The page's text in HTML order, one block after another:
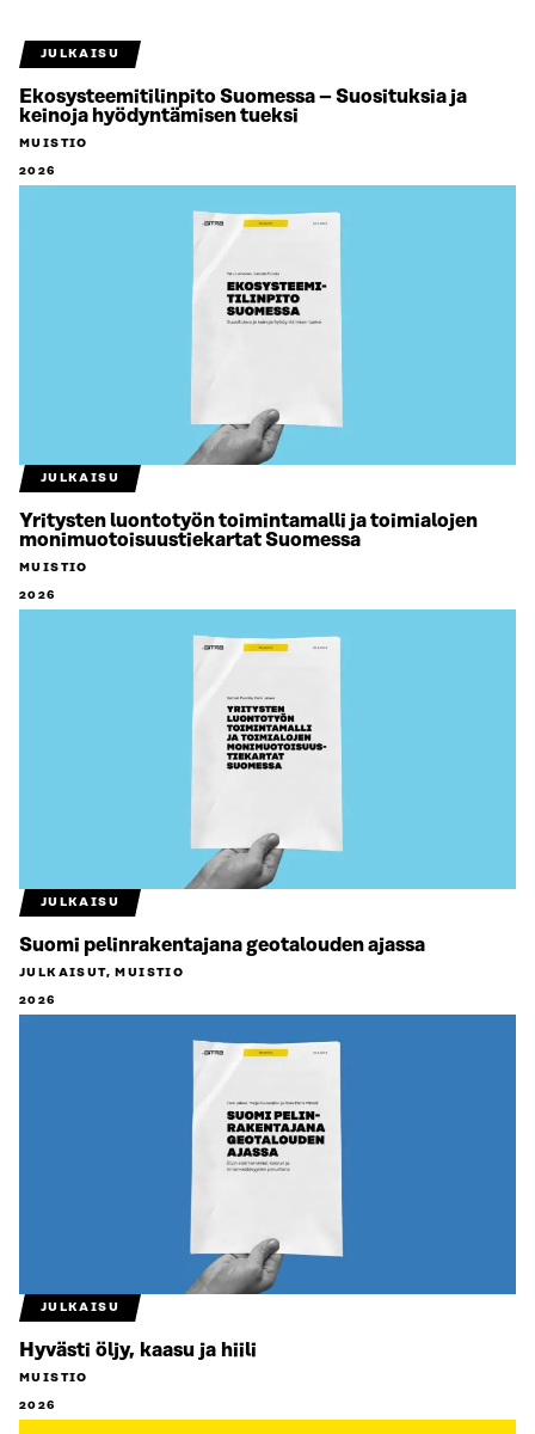
JULKAISU
Ekosysteemitilinpito Suomessa – Suosituksia ja
keinoja hyödyntämisen tueksi
MUISTIO
2026
JULKAISU
Yritysten luontotyön toimintamalli ja toimialojen
monimuotoisuustiekartat Suomessa
MUISTIO
2026
JULKAISU
Suomi pelinrakentajana geotalouden ajassa
JULKAISUT, MUISTIO
2026
JULKAISU
Hyvästi öljy, kaasu ja hiili
MUISTIO
2026